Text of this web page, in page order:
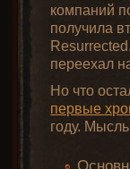
компаний
получила
переехал
Но что
первые
году.